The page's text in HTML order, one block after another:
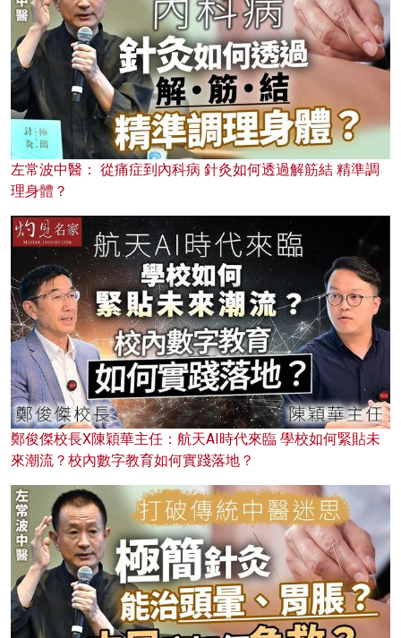
左常波中醫： 從痛症到內科病 針灸如何透過解筋結 精準調
理身體？
鄭俊傑校長X陳穎華主任：航天AI時代來臨 學校如何緊貼未
來潮流？校內數字教育如何實踐落地？